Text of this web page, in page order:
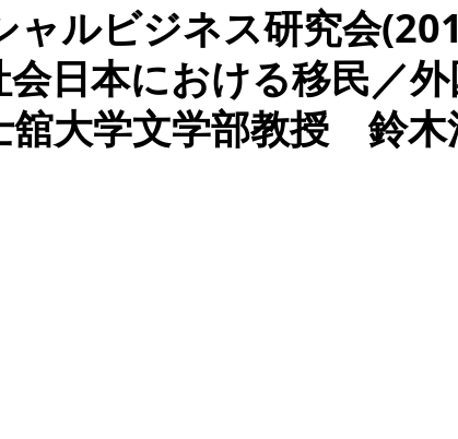
沿革
組織
ール
定款
個人情報保
募集要項
給付型奨学
ャルビジネス研究会
会日本における移民／
舘大学文学部教授 鈴木